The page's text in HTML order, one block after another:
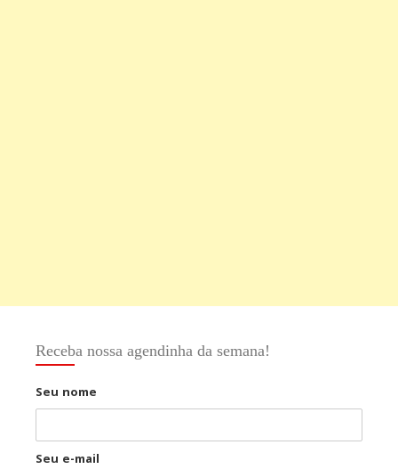
Receba nossa agendinha da semana!
Seu nome
Seu e-mail